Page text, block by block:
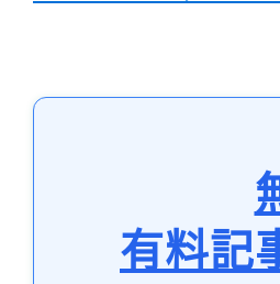
有料記